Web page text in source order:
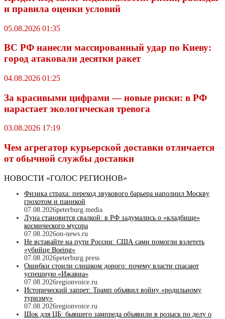
и правила оценки условий
05.08.2026 01:35
ВС РФ нанесли массированный удар по Киеву:
город атаковали десятки ракет
04.08.2026 01:25
За красивыми цифрами — новые риски: в РФ
нарастает экологическая тревога
03.08.2026 17:19
Чем агрегатор курьерской доставки отличается
от обычной службы доставки
НОВОСТИ «ГОЛОС РЕГИОНОВ»
Физика страха: переход звукового барьера наполнил Москву
грохотом и паникой
07.08.2026peterburg.media
Луна становится свалкой: в РФ задумались о «кладбище»
космического мусора
07.08.2026on-news.ru
Не вставайте на пути России: США сами помогли взлететь
«убийце Boeing»
07.08.2026peterburg.press
Ошибки стоили слишком дорого: почему власти спасают
успешную «Ижавиа»
07.08.2026regionvoice.ru
Исторический запрет: Трамп объявил войну «родильному
туризму»
07.08.2026regionvoice.ru
Шок для ЦБ: бывшего зампреда объявили в розыск по делу о